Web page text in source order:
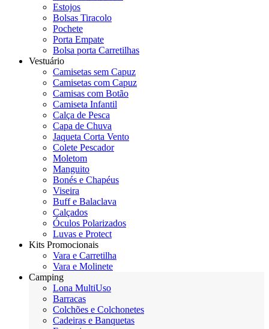
Estojos
Bolsas Tiracolo
Pochete
Porta Empate
Bolsa porta Carretilhas
Vestuário
Camisetas sem Capuz
Camisetas com Capuz
Camisas com Botão
Camiseta Infantil
Calça de Pesca
Capa de Chuva
Jaqueta Corta Vento
Colete Pescador
Moletom
Manguito
Bonés e Chapéus
Viseira
Buff e Balaclava
Calçados
Óculos Polarizados
Luvas e Protect
Kits Promocionais
Vara e Carretilha
Vara e Molinete
Camping
Lona MultiUso
Barracas
Colchões e Colchonetes
Cadeiras e Banquetas